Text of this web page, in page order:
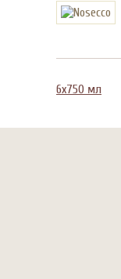
6х750 мл